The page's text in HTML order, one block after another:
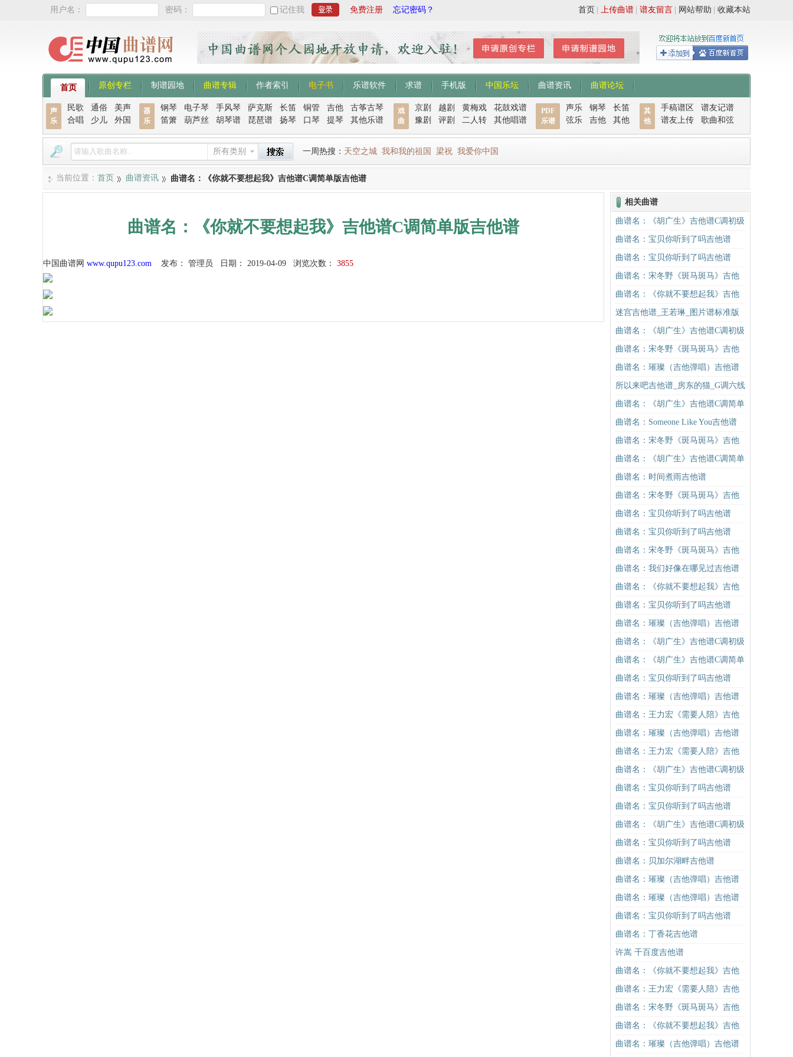
用户名： 密码： 记住我 免费注册 忘记密码？ 收藏本站
网站帮助
谱友留言
上传曲谱
首页
首页 原创专栏 制谱园地 曲谱专辑 作者索引 电子书 乐谱软件 求谱 手机版 中国乐坛 曲谱资讯 曲谱论坛
声
乐
民歌 通俗
美声
合唱
少儿 外国
器
乐
钢琴 电子琴 手风琴 萨克斯 长笛 铜管 吉他
古筝古琴
笛箫
葫芦丝 胡琴谱 琵琶谱 扬琴 口琴 提琴 其他乐谱
戏
曲
京剧 越剧 黄梅戏
花鼓戏谱
豫剧
评剧 二人转 其他唱谱
PDF
乐谱
声乐 钢琴
长笛
弦乐
吉他 其他
其
他
手稿谱区
谱友记谱
谱友上传
歌曲和弦
所有类别 一周热搜： 天空之城 我和我的祖国 梁祝 我爱你中国
当前位置： 首页 曲谱资讯 曲谱名：《你就不要想起我》吉他谱C调简单版吉他谱
曲谱名：《你就不要想起我》吉他谱C调简单版吉他谱
中国曲谱网 www.qupu123.com 发布： 管理员 日期： 2019-04-09 浏览次数： 3855
相关曲谱
曲谱名：《胡广生》吉他谱C调初级
进阶版（酷音小伟吉他弹唱教学）
吉他谱
曲谱名：宝贝你听到了吗吉他谱
曲谱名：宝贝你听到了吗吉他谱
曲谱名：宋冬野《斑马斑马》吉他
谱G调初级进阶版（酷音小伟吉他教
学）吉他谱
曲谱名：《你就不要想起我》吉他
谱C调简单版吉他谱
迷宫吉他谱_王若琳_图片谱标准版
曲谱名：《胡广生》吉他谱C调初级
进阶版（酷音小伟吉他弹唱教学）
吉他谱
曲谱名：宋冬野《斑马斑马》吉他
谱C调简单版（酷音小伟吉他教学）
吉他谱
曲谱名：璀璨（吉他弹唱）吉他谱
所以来吧吉他谱_房东的猫_G调六线
谱标准版
曲谱名：《胡广生》吉他谱C调简单
版（酷音小伟吉他弹唱教学）吉他
谱
曲谱名：Someone Like You吉他谱
曲谱名：宋冬野《斑马斑马》吉他
谱G调初级进阶版（酷音小伟吉他教
学）吉他谱
曲谱名：《胡广生》吉他谱C调简单
版（酷音小伟吉他弹唱教学）吉他
谱
曲谱名：时间煮雨吉他谱
曲谱名：宋冬野《斑马斑马》吉他
谱C调简单版（酷音小伟吉他教学）
吉他谱
曲谱名：宝贝你听到了吗吉他谱
曲谱名：宝贝你听到了吗吉他谱
曲谱名：宋冬野《斑马斑马》吉他
谱C调简单版（酷音小伟吉他教学）
吉他谱
曲谱名：我们好像在哪见过吉他谱
曲谱名：《你就不要想起我》吉他
谱C调简单版吉他谱
曲谱名：宝贝你听到了吗吉他谱
曲谱名：璀璨（吉他弹唱）吉他谱
曲谱名：《胡广生》吉他谱C调初级
进阶版（酷音小伟吉他弹唱教学）
吉他谱
曲谱名：《胡广生》吉他谱C调简单
版（酷音小伟吉他弹唱教学）吉他
谱
曲谱名：宝贝你听到了吗吉他谱
曲谱名：璀璨（吉他弹唱）吉他谱
曲谱名：王力宏《需要人陪》吉他
谱C调原版（酷音小伟吉他教学）吉
他谱
曲谱名：璀璨（吉他弹唱）吉他谱
曲谱名：王力宏《需要人陪》吉他
谱C调原版（酷音小伟吉他教学）吉
他谱
曲谱名：《胡广生》吉他谱C调初级
进阶版（酷音小伟吉他弹唱教学）
吉他谱
曲谱名：宝贝你听到了吗吉他谱
曲谱名：宝贝你听到了吗吉他谱
曲谱名：《胡广生》吉他谱C调初级
进阶版（酷音小伟吉他弹唱教学）
吉他谱
曲谱名：宝贝你听到了吗吉他谱
曲谱名：贝加尔湖畔吉他谱
曲谱名：璀璨（吉他弹唱）吉他谱
曲谱名：璀璨（吉他弹唱）吉他谱
曲谱名：宝贝你听到了吗吉他谱
曲谱名：丁香花吉他谱
许嵩 千百度吉他谱
曲谱名：《你就不要想起我》吉他
谱C调简单版吉他谱
曲谱名：王力宏《需要人陪》吉他
谱C调原版（酷音小伟吉他教学）吉
他谱
曲谱名：宋冬野《斑马斑马》吉他
谱G调初级进阶版（酷音小伟吉他教
学）吉他谱
曲谱名：《你就不要想起我》吉他
谱C调简单版吉他谱
曲谱名：璀璨（吉他弹唱）吉他谱